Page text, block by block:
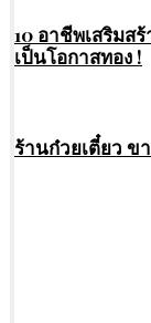
10 อาชีพเสริมส
เป็นโอกาสทอง !
ร้านก๋วยเตี๋ยว ข